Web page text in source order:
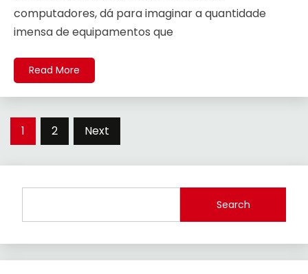
computadores, dá para imaginar a quantidade
imensa de equipamentos que
Read More
Posts
1 2 Next
Search